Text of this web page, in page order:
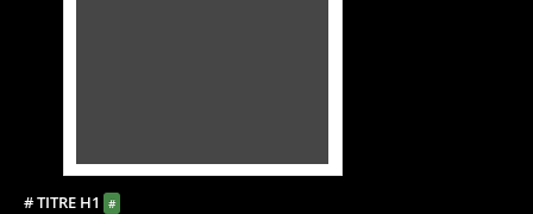
# TITRE H1 #